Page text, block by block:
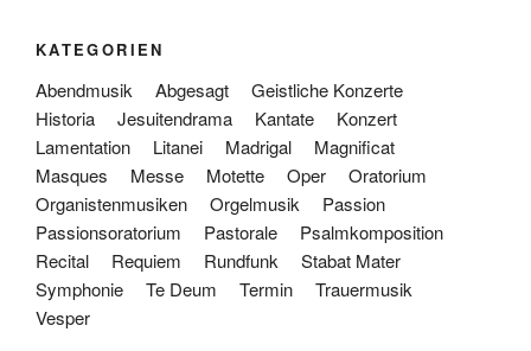
KATEGORIEN
Abendmusik Abgesagt
Geistliche Konzerte
Historia
Jesuitendrama Kantate
Konzert
Lamentation
Litanei Madrigal
Magnificat
Masques
Messe Motette Oper
Oratorium
Organistenmusiken
Orgelmusik
Passion
Passionsoratorium
Pastorale
Psalmkomposition
Recital
Requiem Rundfunk
Stabat Mater
Symphonie
Te Deum Termin
Trauermusik
Vesper